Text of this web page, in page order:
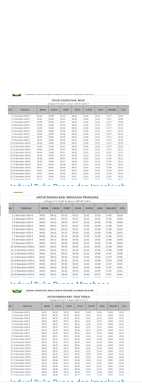
Jadwal Buka Puasa dan Imsakiyah
Wajo 2018 / 1439 H
Jadwal Buka Puasa Minahasa
Tenggara Hari Ini Dan Imsakiyah
2018 / 1439 H